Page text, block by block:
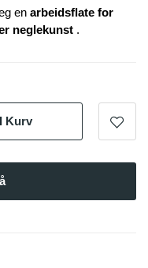
en arbeidsflate for
neglekunst .
Kurv